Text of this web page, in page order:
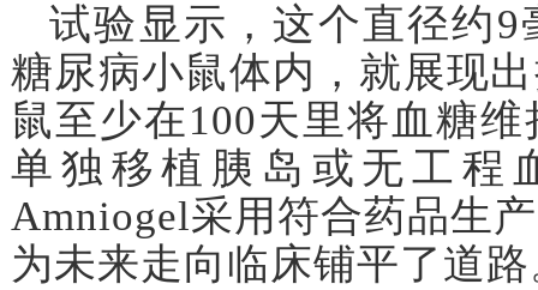
试验显示，这个直径约
糖尿病小鼠体内，就展现
鼠至少在100天里将血糖
单独移植胰岛或无工程
Amniogel采用符合药品生
为未来走向临床铺平了道